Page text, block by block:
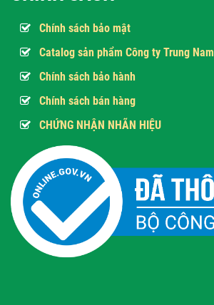
Chính sách bảo mật
Catalog sản phẩm Công ty Trung Nam
Chính sách bảo hành
Chính sách bán hàng
CHỨNG NHẬN NHÃN HIỆU